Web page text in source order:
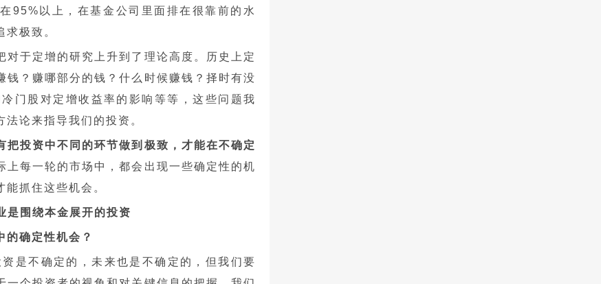
95%以上，在基金公司里面排在很靠前的水
极致。
于定增的研究上升到了理论高度。历史上定
钱？赚哪部分的钱？什么时候赚钱？择时有没
门股对定增收益率的影响等等，这些问题我
论来指导我们的投资。
投资中不同的环节做到极致，才能在不确定
上每一轮的市场中，都会出现一些确定性的机
抓住这些机会。
是围绕本金展开的投资
的确定性机会？
是不确定的，未来也是不确定的，但我们要